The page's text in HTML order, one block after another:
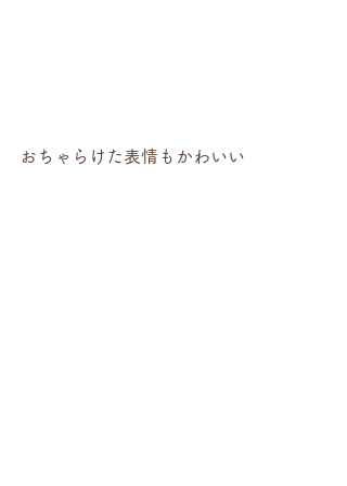
おちゃらけた表情もかわいい